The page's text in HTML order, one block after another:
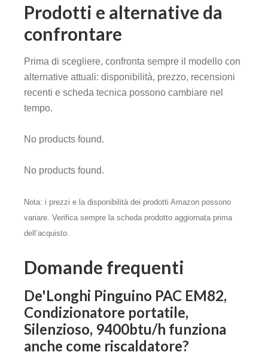
Prodotti e alternative da
confrontare
Prima di scegliere, confronta sempre il modello con
alternative attuali: disponibilità, prezzo, recensioni
recenti e scheda tecnica possono cambiare nel
tempo.
No products found.
No products found.
Nota: i prezzi e la disponibilità dei prodotti Amazon possono
variare. Verifica sempre la scheda prodotto aggiornata prima
dell’acquisto.
Domande frequenti
De'Longhi Pinguino PAC EM82,
Condizionatore portatile,
Silenzioso, 9400btu/h funziona
anche come riscaldatore?